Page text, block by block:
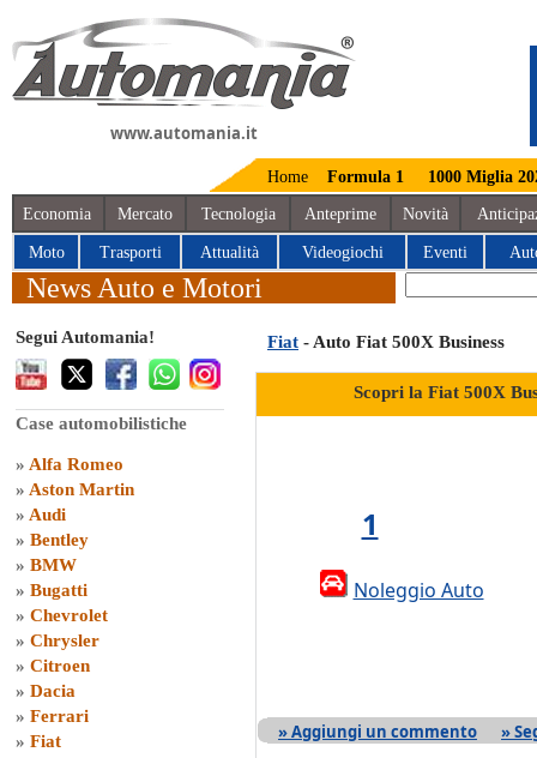
www.automania.it
Home Formula 1 1000 Miglia
Economia Mercato Tecnologia Anteprime Novità
Moto Trasporti Attualità Videogiochi Eventi
News Auto e Motori
Segui Automania!
Case automobilistiche
» Alfa Romeo
» Aston Martin
» Audi
» Bentley
» BMW
» Bugatti
» Chevrolet
» Chrysler
» Citroen
» Dacia
» Ferrari
» Fiat
Fiat - Auto Fiat 500X Business
Scopri la Fiat 500X
1
Noleggio Auto
» Aggiungi un commento »